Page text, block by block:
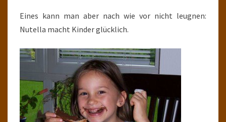
Eines kann man aber nach wie vor nicht leugnen:
Nutella macht Kinder glücklich.